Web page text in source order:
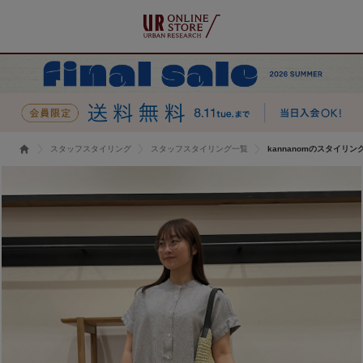
スタッフスタイリング スタッフスタイリング一覧 kannanomのスタイリン